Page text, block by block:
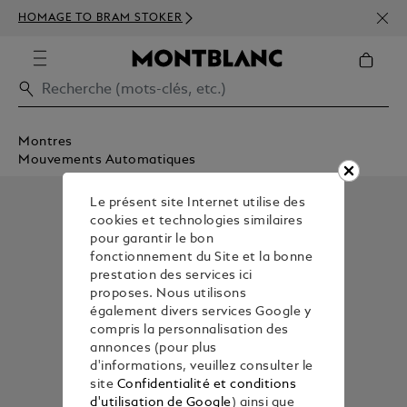
HOMAGE TO BRAM STOKER
350€
Montres
Mouvements Automatiques
Le présent site Internet utilise des
cookies et technologies similaires
pour garantir le bon
fonctionnement du Site et la bonne
prestation des services ici
proposes. Nous utilisons
également divers services Google y
compris la personnalisation des
annonces (pour plus
d'informations, veuillez consulter le
site Confidentialité et conditions
d'utilisation de Google) ainsi que